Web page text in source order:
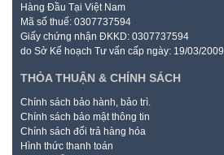
Hàng Đầu Tại Việt Nam
Mã số thuế: 0307737594
Giấy chứng nhận ĐKKD: 0307737594
do Sở Kế hoạch Tư vấn cấp ngày: 19/03/2009
THỎA THUẬN & CHÍNH SÁCH
Chính sách bảo hành, bảo trì.
Chính sách bảo mật thông tin
Chính sách đổi trả hàng hóa
Hình thức thanh toán